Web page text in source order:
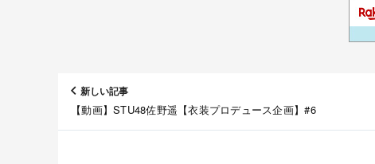
新しい記事
【動画】STU48佐野遥【衣装プロデュース企画】#6